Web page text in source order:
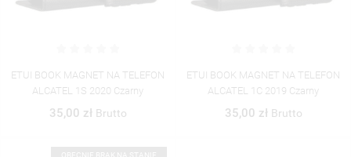
ETUI BOOK MAGNET NA TELEFON
ALCATEL 1S 2020 Czarny
35,00 zł Brutto
ETUI BOOK MAGNET NA TELEFON
ALCATEL 1C 2019 Czarny
35,00 zł Brutto